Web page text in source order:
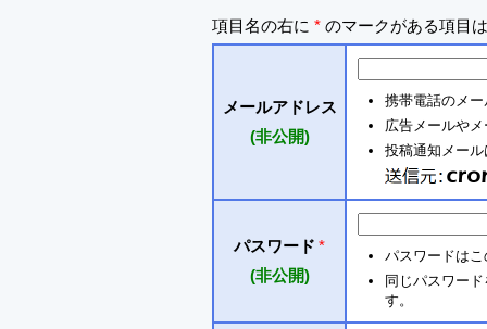
項目名の右に * のマークがある項目
メールアドレス
(非公開)
携帯電話のメ
広告メールや
投稿通知メー
パスワード *
(非公開)
パスワードは
同じパスワー
す。